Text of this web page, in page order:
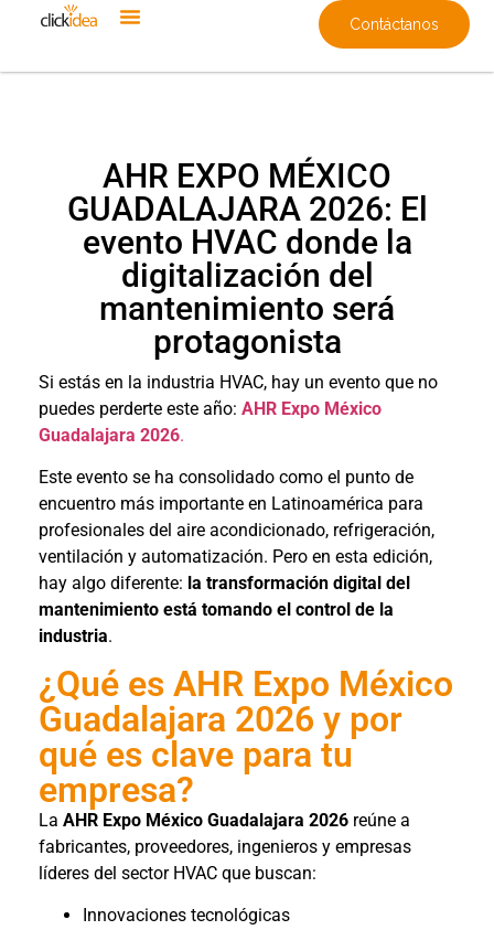
Contáctanos
AHR EXPO MÉXICO
GUADALAJARA 2026: El
evento HVAC donde la
digitalización del
mantenimiento será
protagonista
Si estás en la industria HVAC, hay un evento que no
puedes perderte este año: AHR Expo México
Guadalajara 2026.
Este evento se ha consolidado como el punto de
encuentro más importante en Latinoamérica para
profesionales del aire acondicionado, refrigeración,
ventilación y automatización. Pero en esta edición,
hay algo diferente: la transformación digital del
mantenimiento está tomando el control de la
industria.
¿Qué es AHR Expo México
Guadalajara 2026 y por
qué es clave para tu
empresa?
La AHR Expo México Guadalajara 2026 reúne a
fabricantes, proveedores, ingenieros y empresas
líderes del sector HVAC que buscan:
Innovaciones tecnológicas